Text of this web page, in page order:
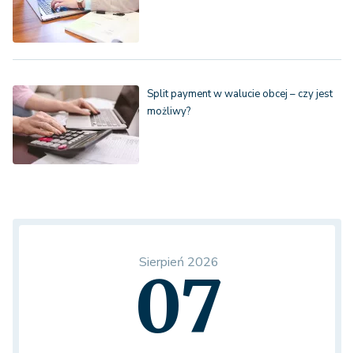
Split payment w walucie obcej – czy jest
możliwy?
Sierpień 2026
07